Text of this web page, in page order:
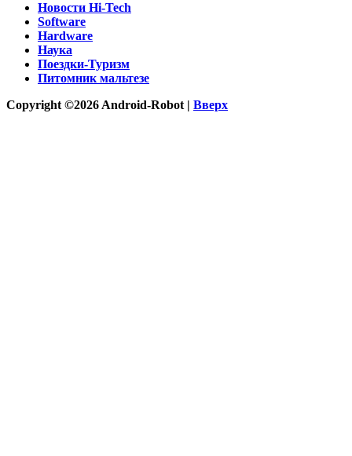
Новости Hi-Tech
Software
Hardware
Наука
Поездки-Туризм
Питомник мальтезе
Copyright ©2026 Android-Robot | Вверх